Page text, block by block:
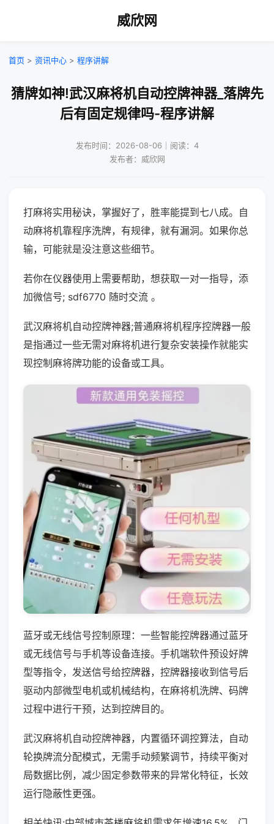
威欣网
首页 > 资讯中心 > 程序讲解
猜牌如神!武汉麻将机自动控牌神器_落牌先
后有固定规律吗-程序讲解
发布时间：2026-08-06｜阅读：4
发布者：威欣网
打麻将实用秘诀，掌握好了，胜率能提到七八成。自
动麻将机靠程序洗牌，有规律，就有漏洞。如果你总
输，可能就是没注意这些细节。
若你在仪器使用上需要帮助，想获取一对一指导，添
加微信号; sdf6770 随时交流 。
武汉麻将机自动控牌神器;普通麻将机程序控牌器一般
是指通过一些无需对麻将机进行复杂安装操作就能实
现控制麻将牌功能的设备或工具。
蓝牙或无线信号控制原理：一些智能控牌器通过蓝牙
或无线信号与手机等设备连接。手机端软件预设好牌
型等指令，发送信号给控牌器，控牌器接收到信号后
驱动内部微型电机或机械结构，在麻将机洗牌、码牌
过程中进行干预，达到控牌目的。
武汉麻将机自动控牌神器，内置循环调控算法，自动
轮换牌流分配模式，无需手动频繁调节，持续平衡对
局数据比例，减少固定参数带来的异常化特征，长效
运行隐蔽性更强。